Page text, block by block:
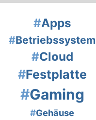
#Apps
#Betriebssystem
#Cloud
#Festplatte
#Gaming
#Gehäuse